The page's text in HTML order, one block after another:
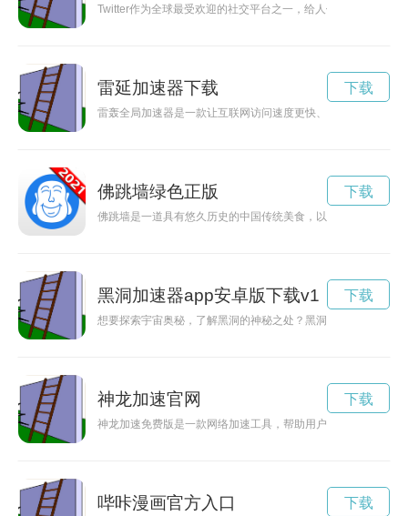
Twitter作为全球最受欢迎的社交平台之一，给人们带来了无尽
雷延加速器下载
雷轰全局加速器是一款让互联网访问速度更快、更稳定的工具
下载
佛跳墙绿色正版
佛跳墙是一道具有悠久历史的中国传统美食，以选用高品质原
下载
黑洞加速器app安卓版下载v1
想要探索宇宙奥秘，了解黑洞的神秘之处？黑洞加速器app是
下载
神龙加速官网
神龙加速免费版是一款网络加速工具，帮助用户在网络世界中
下载
哔咔漫画官方入口 下载